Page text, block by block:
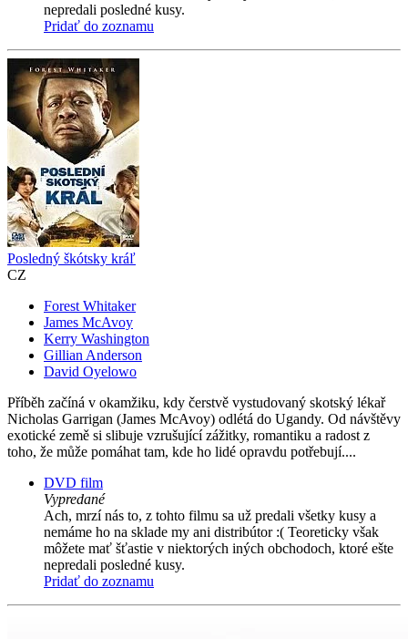
nepredali posledné kusy.
Pridať do zoznamu
Posledný škótsky kráľ
CZ
Forest Whitaker
James McAvoy
Kerry Washington
Gillian Anderson
David Oyelowo
Příběh začíná v okamžiku, kdy čerstvě vystudovaný skotský lékař
Nicholas Garrigan (James McAvoy) odlétá do Ugandy. Od návštěvy
exotické země si slibuje vzrušující zážitky, romantiku a radost z
toho, že může pomáhat tam, kde ho lidé opravdu potřebují....
DVD film
Vypredané
Ach, mrzí nás to, z tohto filmu sa už predali všetky kusy a
nemáme ho na sklade my ani distribútor :( Teoreticky však
môžete mať šťastie v niektorých iných obchodoch, ktoré ešte
nepredali posledné kusy.
Pridať do zoznamu